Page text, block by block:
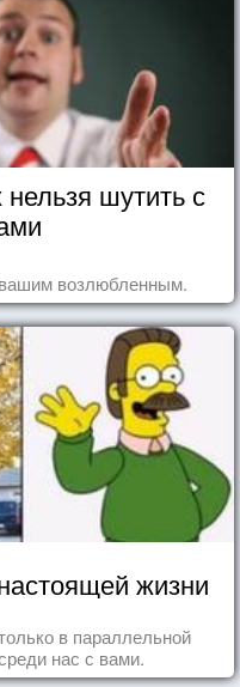
шутить с
возлюбленным.
жизни
в параллельной
нас с вами.